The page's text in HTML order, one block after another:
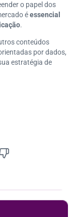
o papel dos
éessencial
.
conteúdos
por dados,
estratégia de